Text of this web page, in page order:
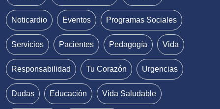
Noticardio Eventos Programas Sociales
Servicios Pacientes Pedagogía Vida
Responsabilidad Tu Corazón Urgencias
Dudas Educación Vida Saludable